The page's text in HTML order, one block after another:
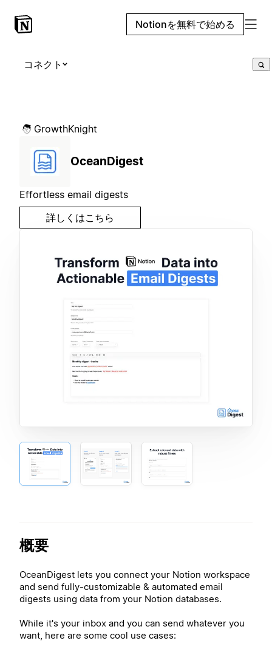
Notionを無料で始める
コネクト
GrowthKnight
OceanDigest
Effortless email digests
詳しくはこちら
概要
OceanDigest lets you connect your Notion workspace
and send fully-customizable & automated email
digests using data from your Notion databases.
While it's your inbox and you can send whatever you
want, here are some cool use cases: